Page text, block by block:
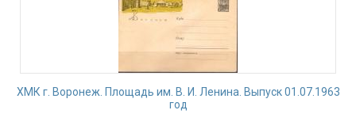
ХМК г. Воронеж. Площадь им. В. И. Ленина. Выпуск 01.07.1963
год